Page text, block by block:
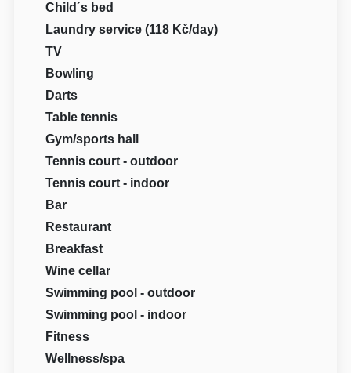
Child´s bed
Laundry service (118 Kč/day)
TV
Bowling
Darts
Table tennis
Gym/sports hall
Tennis court - outdoor
Tennis court - indoor
Bar
Restaurant
Breakfast
Wine cellar
Swimming pool - outdoor
Swimming pool - indoor
Fitness
Wellness/spa